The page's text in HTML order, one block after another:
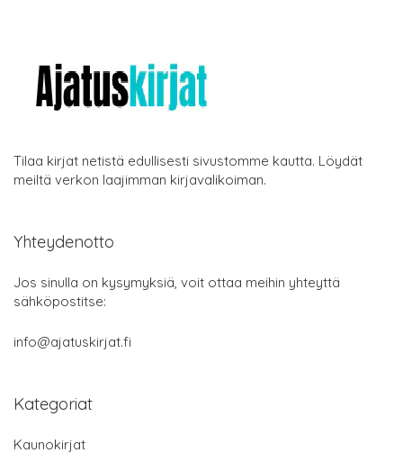
Tilaa kirjat netistä edullisesti sivustomme kautta. Löydät
meiltä verkon laajimman kirjavalikoiman.
Yhteydenotto
Jos sinulla on kysymyksiä, voit ottaa meihin yhteyttä
sähköpostitse:
info@ajatuskirjat.fi
Kategoriat
Kaunokirjat